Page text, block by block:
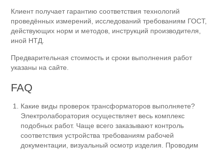
Клиент получает гарантию соответствия технологий
проведённых измерений, исследований требованиям ГОСТ,
действующих норм и методов, инструкций производителя,
иной НТД.
Предварительная стоимость и сроки выполнения работ
указаны на сайте.
FAQ
Какие виды проверок трансформаторов выполняете?
Электролаборатория осуществляет весь комплекс
подобных работ. Чаще всего заказывают контроль
соответствия устройства требованиям рабочей
документации, визуальный осмотр изделия. Проводим